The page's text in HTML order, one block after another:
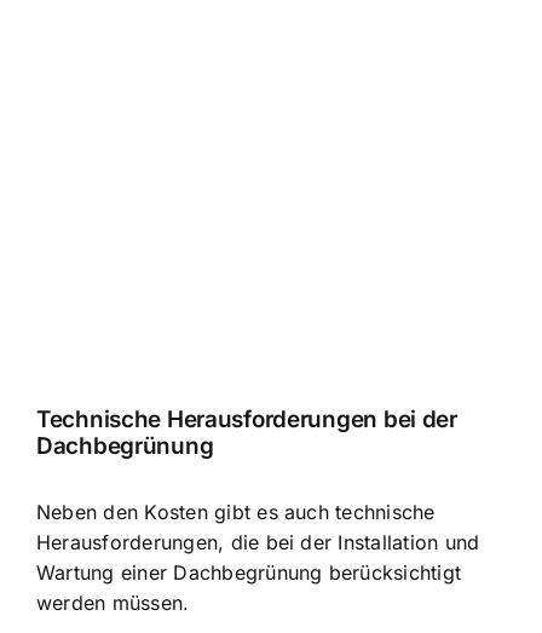
Technische Herausforderungen bei der
Dachbegrünung
Neben den Kosten gibt es auch technische
Herausforderungen, die bei der Installation und
Wartung einer Dachbegrünung berücksichtigt
werden müssen.